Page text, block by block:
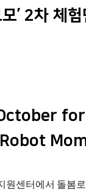
’ 2차 체험
원센터에서 돌봄